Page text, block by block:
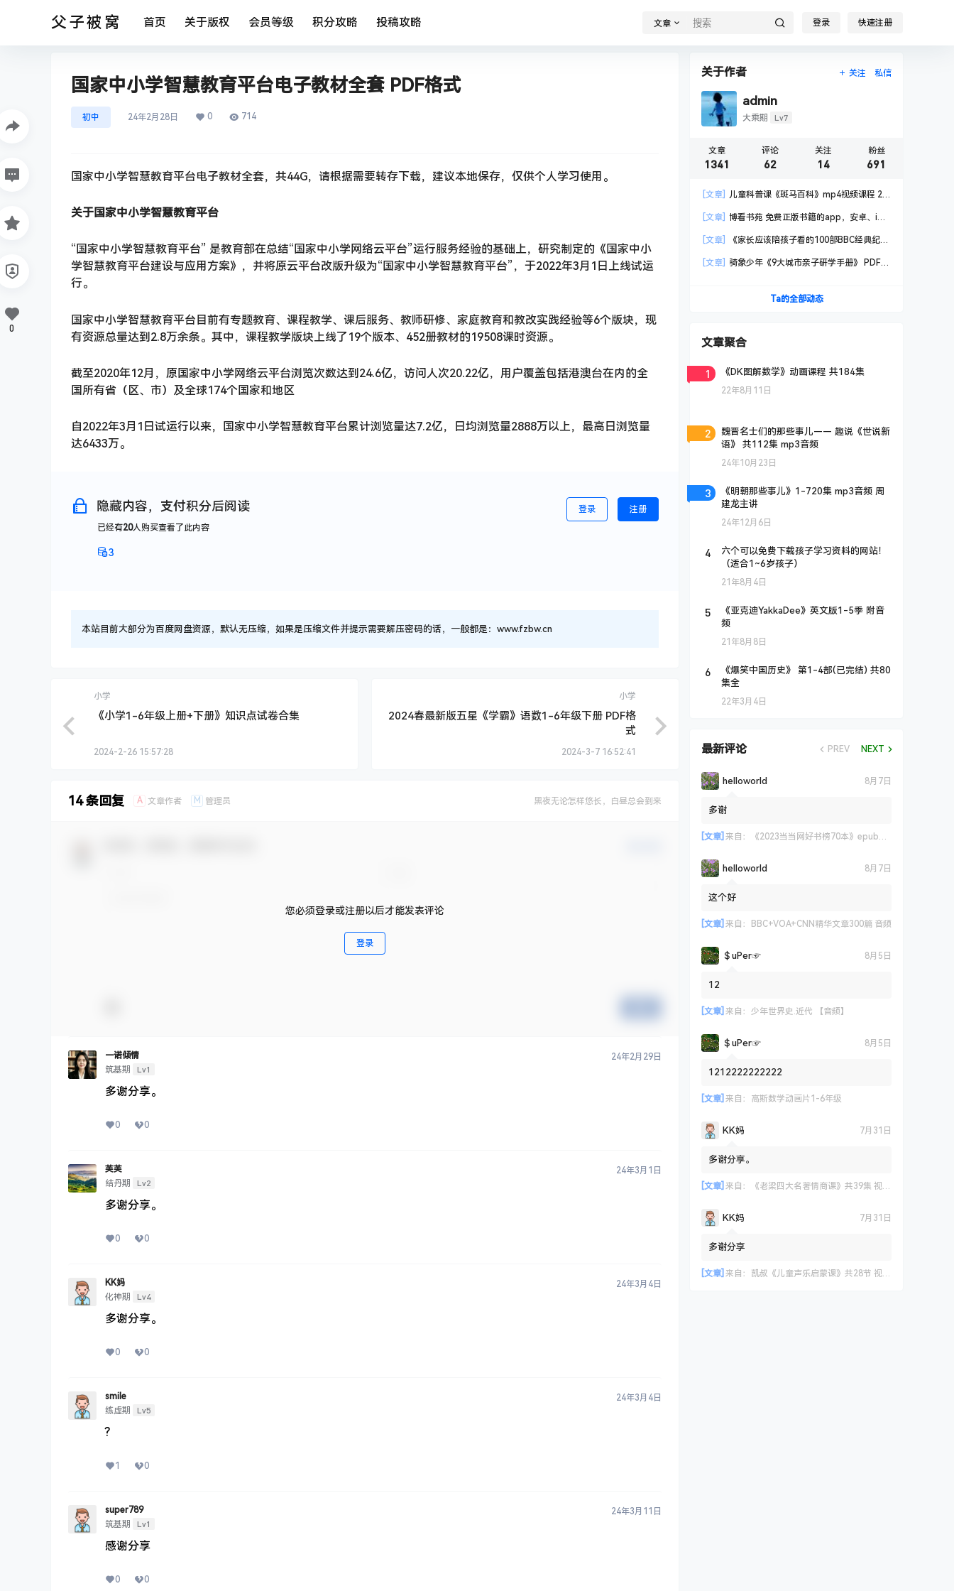
父子被窝 首页 关于版权 会员等级 积分攻略 投稿攻略 文章 登录 快速注册
国家中小学智慧教育平台电子教材全套 PDF格式
初中 24年2月28日 0 714
国家中小学智慧教育平台电子教材全套，共44G，请根据需要转存下载，建议本地保存，仅供个人学习使用。
关于国家中小学智慧教育平台
“国家中小学智慧教育平台” 是教育部在总结“国家中小学网络云平台”运行服务经验的基础上，研究制定的《国家中小
学智慧教育平台建设与应用方案》，并将原云平台改版升级为“国家中小学智慧教育平台”，于2022年3月1日上线试运
行。
国家中小学智慧教育平台目前有专题教育、课程教学、课后服务、教师研修、家庭教育和教改实践经验等6个版块，现
有资源总量达到2.8万余条。其中，课程教学版块上线了19个版本、452册教材的19508课时资源。
截至2020年12月，原国家中小学网络云平台浏览次数达到24.6亿，访问人次20.22亿，用户覆盖包括港澳台在内的全
国所有省（区、市）及全球174个国家和地区
自2022年3月1日试运行以来，国家中小学智慧教育平台累计浏览量达7.2亿，日均浏览量2888万以上，最高日浏览量
达6433万。
隐藏内容，支付积分后阅读
已经有20人购买查看了此内容
3
登录 注册
本站目前大部分为百度网盘资源，默认无压缩，如果是压缩文件并提示需要解压密码的话，一般都是：www.fzbw.cn
0
小学
《小学1-6年级上册+下册》知识点试卷合集
2024-2-26 15:57:28
小学
2024春最新版五星《学霸》语数1-6年级下册 PDF格
式
2024-3-7 16:52:41
14 条回复 A 文章作者 M 管理员 黑夜无论怎样悠长，白昼总会到来
您必须登录或注册以后才能发表评论
登录
一诺倾情
筑基期
Lv1
24年2月29日
多谢分享。
0 0
芙芙
结丹期
Lv2
24年3月1日
多谢分享。
0 0
KK妈
化神期
Lv4
24年3月4日
多谢分享。
0 0
smile
练虚期
Lv5
24年3月4日
?
1 0
super789
筑基期
Lv1
24年3月11日
感谢分享
0 0
关于作者 关注 私信
admin
大乘期 Lv7
文章
1341
评论
62
关注
14
粉丝
691
[文章]
儿童科普课《斑马百科》mp4视频课程 20
[文章]
博看书苑 免费正版书籍的app，安卓、iOS
[文章]
《家长应该陪孩子看的100部BBC经典纪录
[文章]
骑象少年《9大城市亲子研学手册》 PDF格
Ta的全部动态
文章聚合
1 《DK图解数学》动画课程 共184集
22年8月11日
2
魏晋名士们的那些事儿—— 趣说《世说新
语》 共112集 mp3音频
24年10月23日
3
《明朝那些事儿》1-720集 mp3音频 周
建龙主讲
24年12月6日
4
六个可以免费下载孩子学习资料的网站！
（适合1~6岁孩子）
21年8月4日
5
《亚克迪YakkaDee》英文版1-5季 附音
频
21年8月8日
6
《爆笑中国历史》 第1-4部(已完结) 共80
集全
22年3月4日
最新评论 PREV NEXT
helloworld 8月7日
多谢
[文章] 来自： 《2023当当网好书榜70本》epub+azw3+mobi格式
helloworld 8月7日
这个好
[文章] 来自： BBC+VOA+CNN精华文章300篇 音频
＄uΡer☞ 8月5日
12
[文章] 来自： 少年世界史.近代 【音频】
＄uΡer☞ 8月5日
1212222222222
[文章] 来自： 高斯数学动画片1-6年级
KK妈 7月31日
多谢分享。
[文章] 来自： 《老梁四大名著情商课》共39集 视频课程
KK妈 7月31日
多谢分享
[文章] 来自： 凯叔《儿童声乐启蒙课》共28节 视频课程